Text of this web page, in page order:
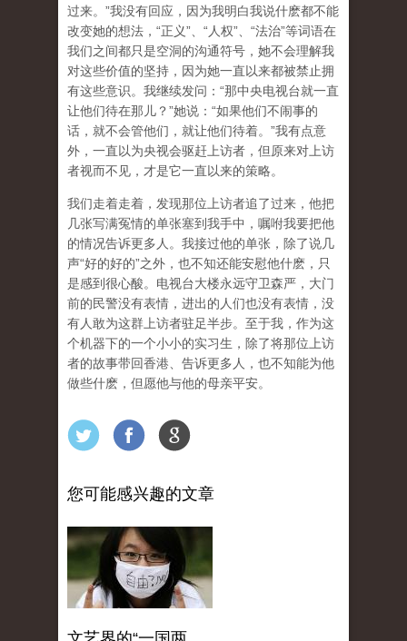
过来。”我没有回应，因为我明白我说什麽都不能
改变她的想法，“正义”、“人权”、“法治”等词语在
我们之间都只是空洞的沟通符号，她不会理解我
对这些价值的坚持，因为她一直以来都被禁止拥
有这些意识。我继续发问：“那中央电视台就一直
让他们待在那儿？”她说：“如果他们不闹事的
话，就不会管他们，就让他们待着。”我有点意
外，一直以为央视会驱赶上访者，但原来对上访
者视而不见，才是它一直以来的策略。
我们走着走着，发现那位上访者追了过来，他把
几张写满冤情的单张塞到我手中，嘱咐我要把他
的情况告诉更多人。我接过他的单张，除了说几
声“好的好的”之外，也不知还能安慰他什麽，只
是感到很心酸。电视台大楼永远守卫森严，大门
前的民警没有表情，进出的人们也没有表情，没
有人敢为这群上访者驻足半步。至于我，作为这
个机器下的一个小小的实习生，除了将那位上访
者的故事带回香港、告诉更多人，也不知能为他
做些什麽，但愿他与他的母亲平安。
您可能感兴趣的文章